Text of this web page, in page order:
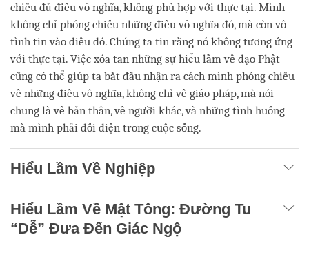
chiếu đủ điều vô nghĩa, không phù hợp với thực tại. Mình
không chỉ phóng chiếu những điều vô nghĩa đó, mà còn vô
tình tin vào điều đó. Chúng ta tin rằng nó không tương ứng
với thực tại. Việc xóa tan những sự hiểu lầm về đạo Phật
cũng có thể giúp ta bắt đầu nhận ra cách mình phóng chiếu
về những điều vô nghĩa, không chỉ về giáo pháp, mà nói
chung là về bản thân, về người khác, và những tình huống
mà mình phải đối diện trong cuộc sống.
Hiểu Lầm Về Nghiệp
Hiểu Lầm Về Mật Tông: Đường Tu
“Dễ” Đưa Đến Giác Ngộ